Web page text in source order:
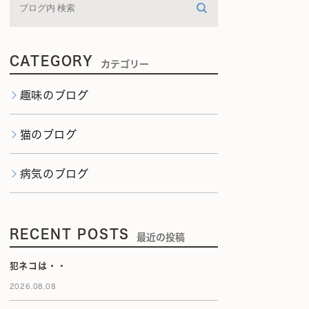
CATEGORY カテゴリー
趣味のブログ
猫のブログ
病気のブログ
RECENT POSTS 最近の投稿
犯ネコは・・
2026.08.08